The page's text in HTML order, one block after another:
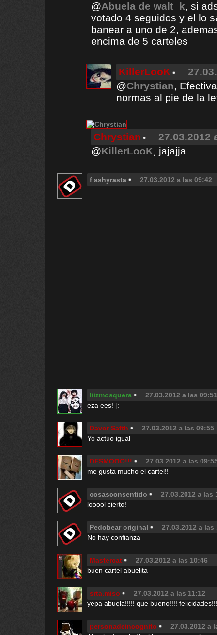
@Abuela de walt_k, si
votado 4 seguidos y el lo
banear a uno de 2,
encima de 5 carteles
KillerLooK
@Chrystian,
normas al pie de la
Chrystian
27.03.2012
@KillerLooK, jajajja
flashyrasta 27.03.2012 a las 09:42
liizmosquera
27.03.2012 a las 09:51
eza ees! [:
Davor Safth
27.03.2012 a las 09:55
Yo actúo igual
DESMOOO!!!
27.03.2012 a las
me gusta mucho el cartel!!
cosasconsentido
27.03.2012 a las
looool cierto!
Pedobear original
27.03.2012 a las
No hay confianza
Mastercat
27.03.2012 a las 10:46
buen cartel abuelita
srta.miso
27.03.2012 a las 11:12
yepa abuela!!!!! que bueno!!!!
personadeincognito
27.03.2012 a